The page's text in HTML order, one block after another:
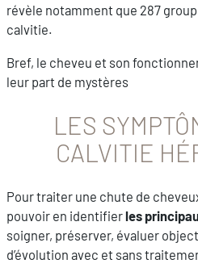
révèle notamment que 287
calvitie.
Bref, le cheveu et son
leur part de mystères
LES
CALVITIE
Pour traiter une chute de
pouvoir en identifierles
soigner, préserver, évaluer
d’évolution avec et sans